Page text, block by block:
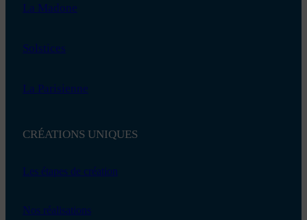
La Madone
Solstices
La Parisienne
CRÉATIONS UNIQUES
Les étapes de création
Nos réalisations